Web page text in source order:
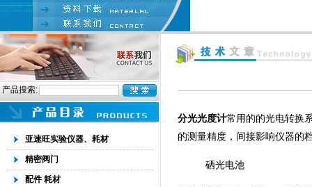
产品搜索:
亚速旺实验仪器、耗材
精密阀门
配件 耗材
分光光度计常用的的光电转换
的测量精度，间接影响仪器的
硒光电池